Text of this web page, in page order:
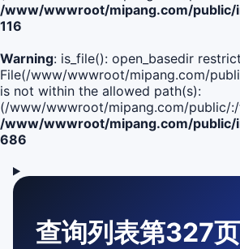
/www/wwwroot/mipang.com/public/
116
Warning: is_file(): open_basedir
File(/www/wwwroot/mipang.com/
is not within the allowed path(s):
(/www/wwwroot/mipang.com/public/
/www/wwwroot/mipang.com/public/
686
查询列表第327